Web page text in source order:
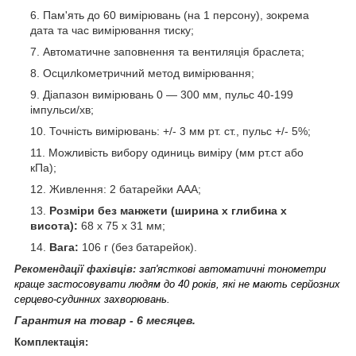
Пам'ять до 60 вимірювань (на 1 персону), зокрема
дата та час вимірювання тиску;
Автоматичне заповнення та вентиляція браслета;
Осцилkометричний метод вимірювання;
Діапазон вимірювань 0 — 300 мм, пульс 40-199
імпульси/хв;
Точність вимірювань: +/- 3 мм рт. ст., пульс +/- 5%;
Можливість вибору одиниць виміру (мм рт.ст або
кПа);
Живлення: 2 батарейки ААА;
Розміри без манжети (ширина x глибина x
висота): 68 х 75 х 31 мм;
Вага: 106 г (без батарейок).
Рекомендації фахівців: зап'ясткові автоматичні тонометри
краще застосовувати людям до 40 років, які не мають серйозних
серцево-судинних захворювань.
Гарантия на товар - 6 месяцев.
Комплектація: